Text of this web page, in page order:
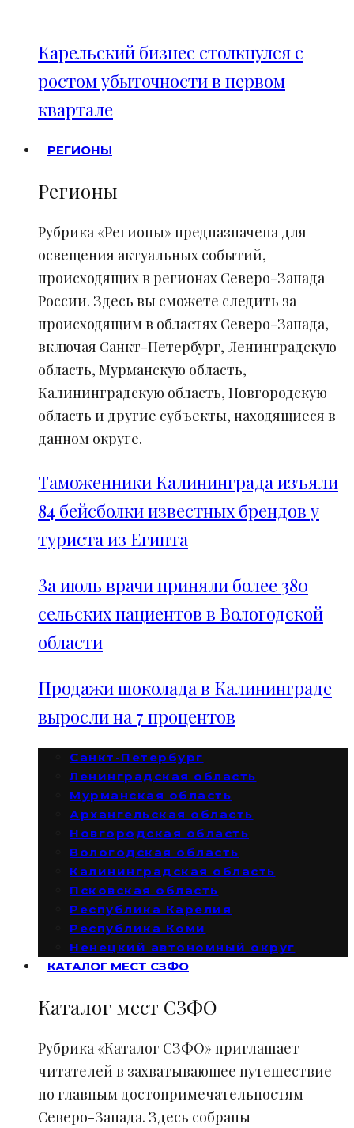
Карельский бизнес столкнулся с
ростом убыточности в первом
квартале
РЕГИОНЫ
Регионы
Рубрика «Регионы» предназначена для
освещения актуальных событий,
происходящих в регионах Северо-Запада
России. Здесь вы сможете следить за
происходящим в областях Северо-Запада,
включая Санкт-Петербург, Ленинградскую
область, Мурманскую область,
Калининградскую область, Новгородскую
область и другие субъекты, находящиеся в
данном округе.
Таможенники Калининграда изъяли
84 бейсболки известных брендов у
туриста из Египта
За июль врачи приняли более 380
сельских пациентов в Вологодской
области
Продажи шоколада в Калининграде
выросли на 7 процентов
Санкт-Петербург
Ленинградская область
Мурманская область
Архангельская область
Новгородская область
Вологодская область
Калининградская область
Псковская область
Республика Карелия
Республика Коми
Ненецкий автономный округ
КАТАЛОГ МЕСТ СЗФО
Каталог мест СЗФО
Рубрика «Каталог СЗФО» приглашает
читателей в захватывающее путешествие
по главным достопримечательностям
Северо-Запада. Здесь собраны